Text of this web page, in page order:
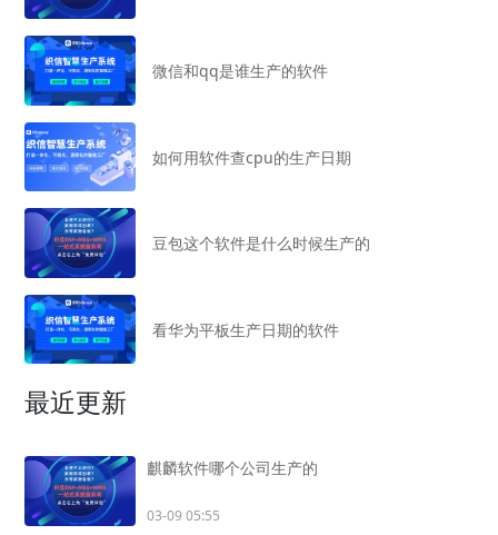
微信和qq是谁生产的软件
如何用软件查cpu的生产日期
豆包这个软件是什么时候生产的
看华为平板生产日期的软件
最近更新
麒麟软件哪个公司生产的
03-09 05:55